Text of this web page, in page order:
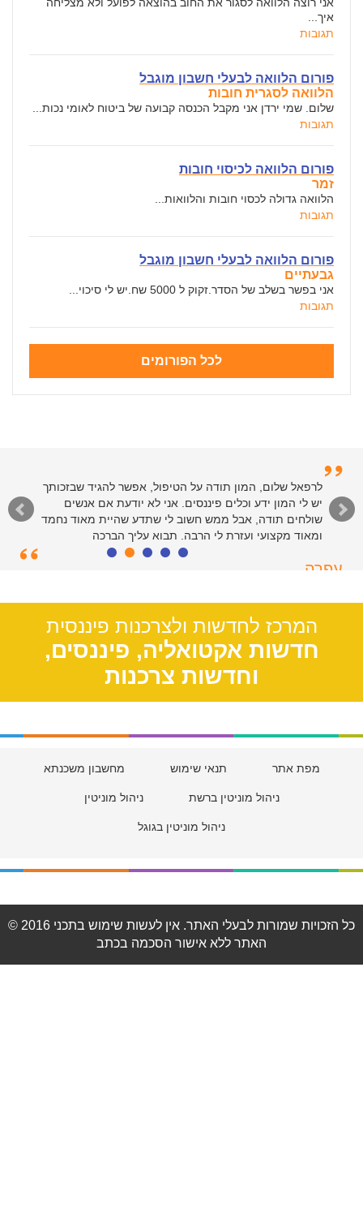
איך...
תגובות
פורום הלוואה לבעלי חשבון מוגבל
הלוואה לסגרית חובות
שלום. שמי ירדן אני מקבל הכנסה קבועה של ביטוח לאומי נכות...
תגובות
פורום הלוואה לכיסוי חובות
זמר
הלוואה גדולה לכסוי חובות והלוואות...
תגובות
פורום הלוואה לבעלי חשבון מוגבל
גבעתיים
אני בפשר בשלב של הסדר.זקוק ל 5000 שח.יש לי סיכוי...
תגובות
לכל הפורומים
לרפאל שלום, המון תודה על הטיפול, אפשר להגיד שבזכותך
יש לי המון ידע וכלים פיננסים. אני לא יודעת אם אנשים
שולחים תודה, אבל ממש חשוב לי שתדע שהיית מאוד נחמד
ומאוד מקצועי ועזרת לי הרבה. תבוא עליך הברכה
עפרה
המרכז לחדשות ולצרכנות פיננסית
חדשות אקטואליה, פיננסים,
וחדשות צרכנות
מפת אתר תנאי שימוש מחשבון משכנתא
ניהול מוניטין ברשת ניהול מוניטין
ניהול מוניטין בגוגל
© 2016 כל הזכויות שמורות לבעלי האתר. אין לעשות שימוש בתכני
האתר ללא אישור הסכמה בכתב